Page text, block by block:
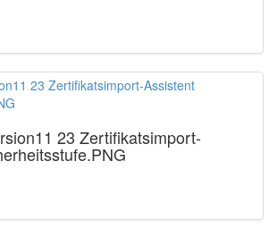
23 Zertifikatsimport-